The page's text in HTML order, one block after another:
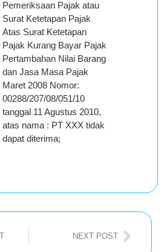
Pemeriksaan Pajak atau
Surat Ketetapan Pajak
Atas Surat Ketetapan
Pajak Kurang Bayar Pajak
Pertambahan Nilai Barang
dan Jasa Masa Pajak
Maret 2008 Nomor:
00288/207/08/051/10
tanggal 11 Agustus 2010,
atas nama : PT XXX tidak
dapat diterima;
NEXT POST